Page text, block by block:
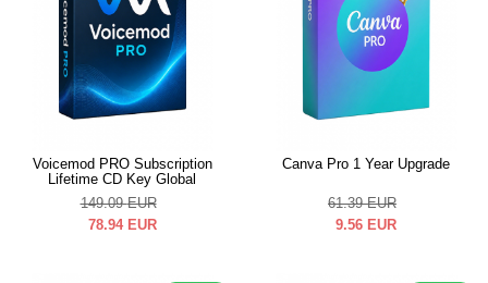
Voicemod PRO Subscription
Lifetime CD Key Global
149.09 EUR
78.94 EUR
Canva Pro 1 Year Upgrade
61.39 EUR
9.56 EUR